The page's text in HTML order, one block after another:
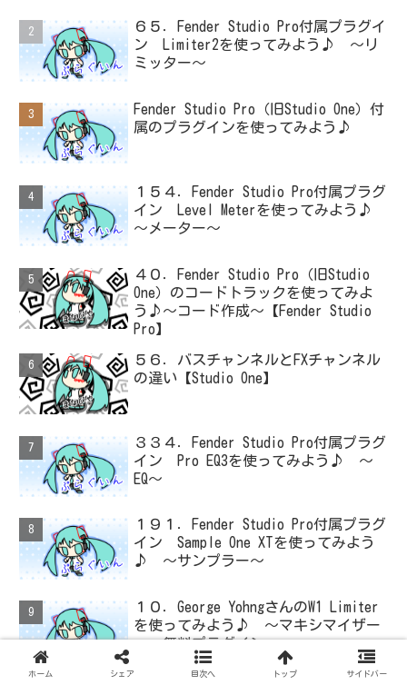
６５．Fender Studio Pro付属プラグイ
ン Limiter2を使ってみよう♪ ～リ
ミッター～
Fender Studio Pro（旧Studio One）付
属のプラグインを使ってみよう♪
１５４．Fender Studio Pro付属プラグ
イン Level Meterを使ってみよう♪
～メーター～
４０．Fender Studio Pro（旧Studio
One）のコードトラックを使ってみよ
う♪～コード作成～【Fender Studio
Pro】
５６．バスチャンネルとFXチャンネル
の違い【Studio One】
３３４．Fender Studio Pro付属プラグ
イン Pro EQ3を使ってみよう♪ ～
EQ～
１９１．Fender Studio Pro付属プラグ
イン Sample One XTを使ってみよう
♪ ～サンプラー～
１０．George YohngさんのW1 Limiter
を使ってみよう♪ ～マキシマイザー
～ 無料プラグイン
ホーム シェア 目次へ トップ サイドバー